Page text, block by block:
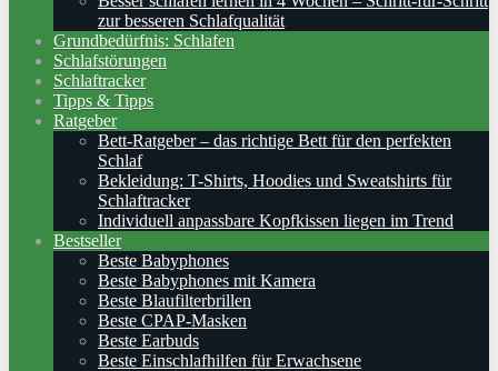
zur besseren Schlafqualität
Grundbedürfnis: Schlafen
Schlafstörungen
Schlaftracker
Tipps & Tipps
Ratgeber
Bett-Ratgeber – das richtige Bett für den perfekten
Schlaf
Bekleidung: T-Shirts, Hoodies und Sweatshirts für
Schlaftracker
Individuell anpassbare Kopfkissen liegen im Trend
Bestseller
Beste Babyphones
Beste Babyphones mit Kamera
Beste Blaufilterbrillen
Beste CPAP-Masken
Beste Earbuds
Beste Einschlafhilfen für Erwachsene